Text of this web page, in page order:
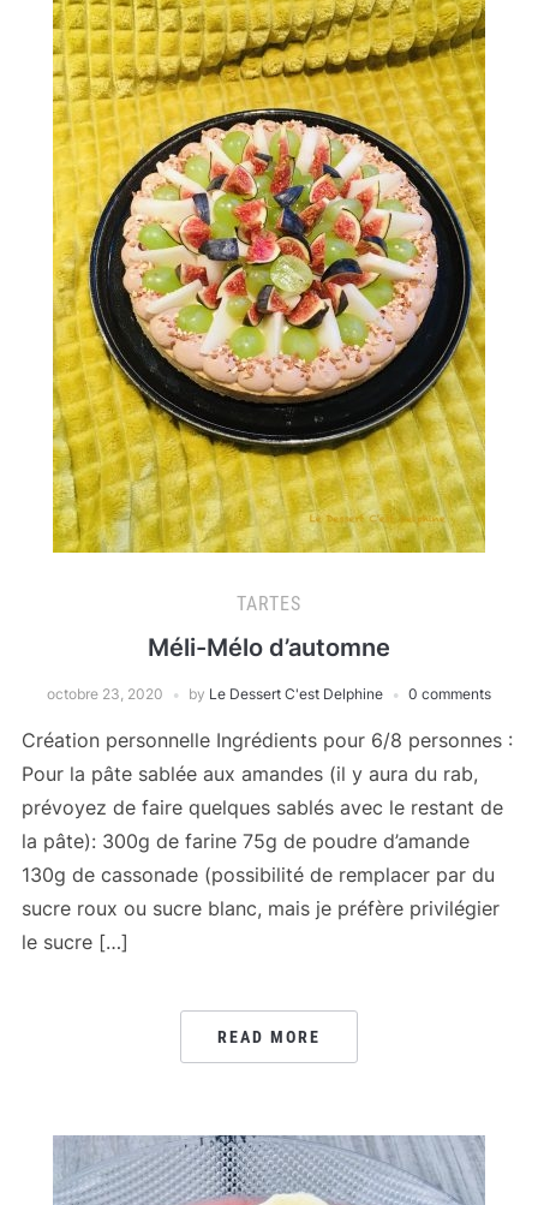
TARTES
Méli-Mélo d’automne
octobre 23, 2020 by Le Dessert C'est Delphine 0 comments
Création personnelle Ingrédients pour 6/8 personnes :
Pour la pâte sablée aux amandes (il y aura du rab,
prévoyez de faire quelques sablés avec le restant de
la pâte): 300g de farine 75g de poudre d’amande
130g de cassonade (possibilité de remplacer par du
sucre roux ou sucre blanc, mais je préfère privilégier
le sucre […]
READ MORE